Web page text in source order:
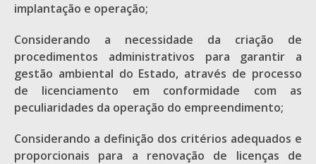
implantação e operação;
Considerando a necessidade da criação de
procedimentos administrativos para garantir a
gestão ambiental do Estado, através de processo
de licenciamento em conformidade com as
peculiaridades da operação do empreendimento;
Considerando a definição dos critérios adequados e
proporcionais para a renovação de licenças de